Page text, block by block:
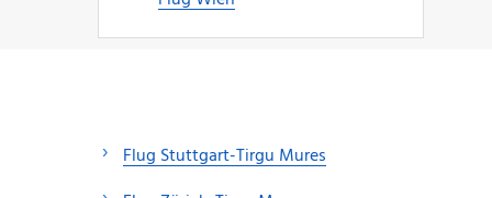
Flug Stuttgart-Tirgu Mures